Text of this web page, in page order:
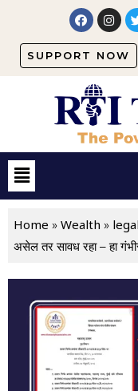
SUPPORT NOW
Home » Wealth »
असेल तर सावध रहा – हा